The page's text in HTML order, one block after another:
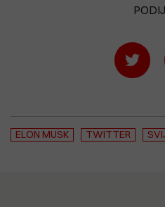
ELON MUSK TWITTER